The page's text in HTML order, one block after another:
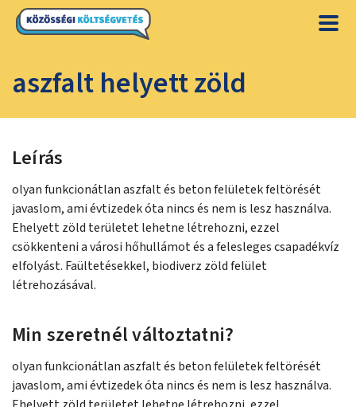
aszfalt helyett zöld
Leírás
olyan funkcionátlan aszfalt és beton felületek feltörését
javaslom, ami évtizedek óta nincs és nem is lesz használva.
Ehelyett zöld területet lehetne létrehozni, ezzel
csökkenteni a városi hőhullámot és a felesleges csapadékvíz
elfolyást. Faültetésekkel, biodiverz zöld felület
létrehozásával.
Min szeretnél változtatni?
olyan funkcionátlan aszfalt és beton felületek feltörését
javaslom, ami évtizedek óta nincs és nem is lesz használva.